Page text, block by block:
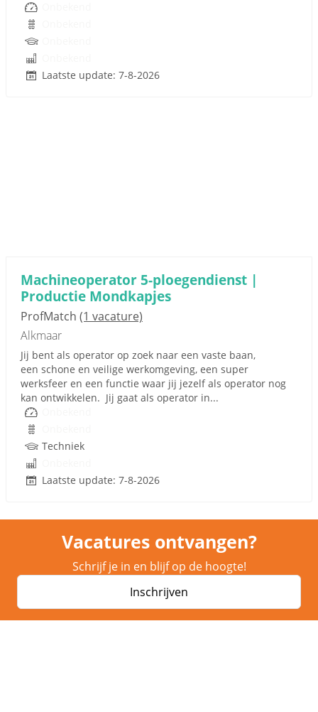
Laatste update: 7-8-2026
Machineoperator 5-ploegendienst |
Productie Mondkapjes
ProfMatch (1 vacature)
Alkmaar
Jij bent als operator op zoek naar een vaste baan,
een schone en veilige werkomgeving, een super
werksfeer en een functie waar jij jezelf als operator nog
kan ontwikkelen. Jij gaat als operator in...
Techniek
Laatste update: 7-8-2026
Vacatures ontvangen?
Schrijf je in en blijf op de hoogte!
Inschrijven